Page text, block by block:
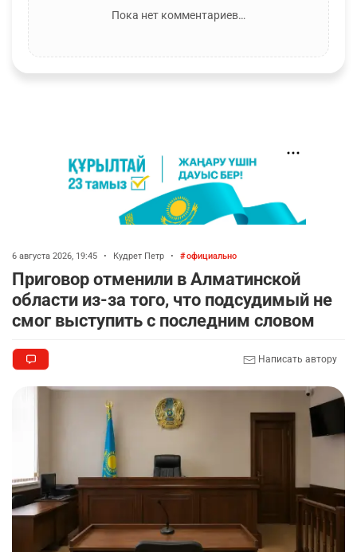
Пока нет комментариев…
6 августа 2026, 19:45 • Кудрет Петр • официально
Приговор отменили в Алматинской
области из-за того, что подсудимый не
смог выступить с последним словом
Написать автору